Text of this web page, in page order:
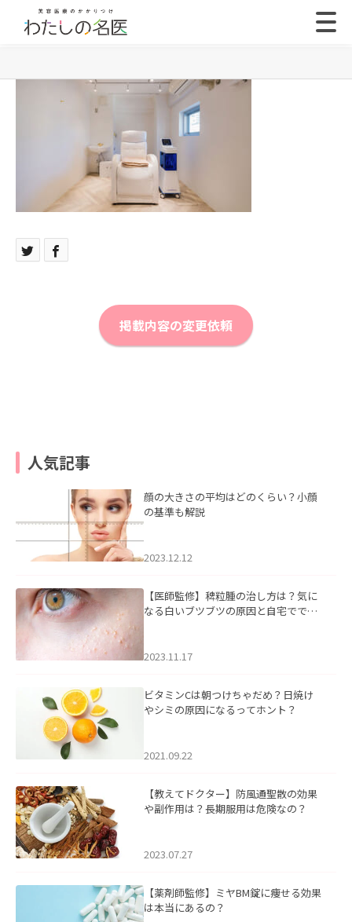
掲載内容の変更依頼
人気記事
顔の大きさの平均はどのくらい？小顔
の基準も解説
2023.12.12
【医師監修】稗粒腫の治し方は？気に
なる白いブツブツの原因と自宅ででき
2023.11.17
ビタミンCは朝つけちゃだめ？日焼け
やシミの原因になるってホント？
2021.09.22
【教えてドクター】防風通聖散の効果
や副作用は？長期服用は危険なの？
2023.07.27
【薬剤師監修】ミヤBM錠に痩せる効果
は本当にあるの？